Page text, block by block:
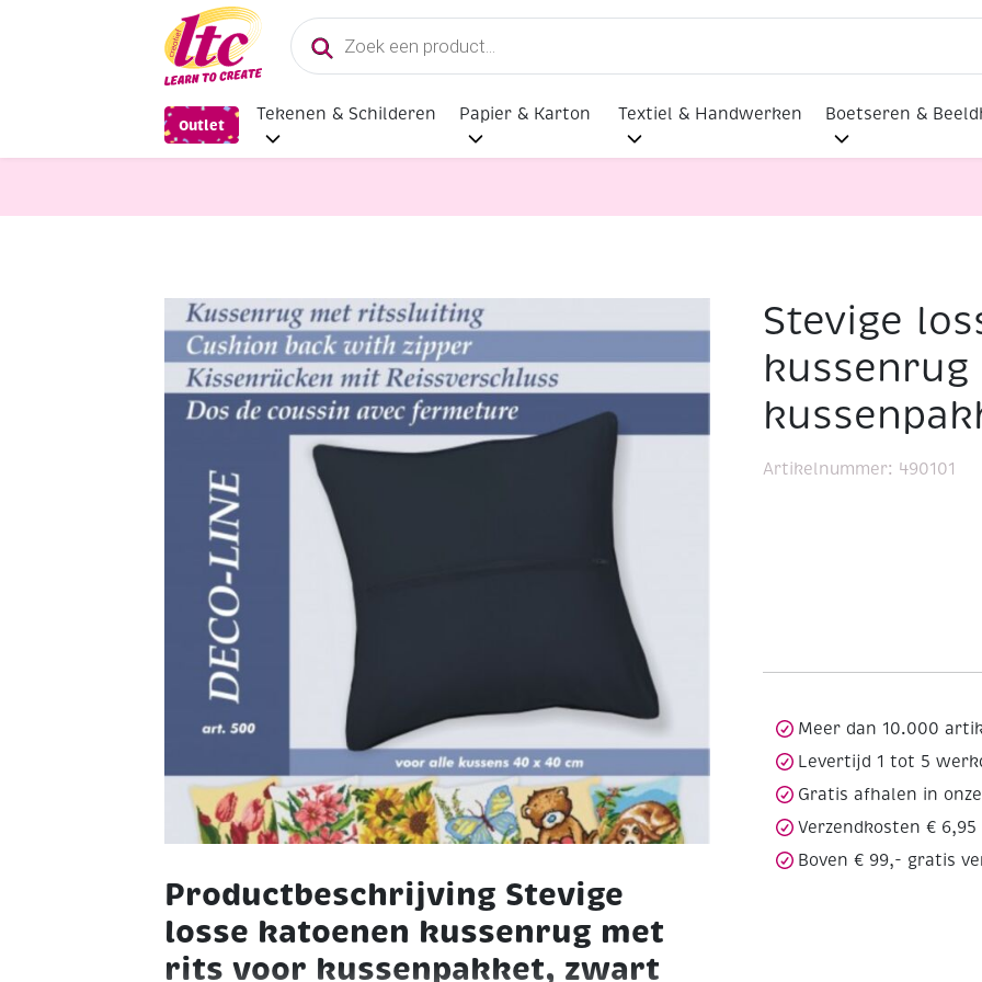
Producten
zoeken
Outlet
Tekenen & Schilderen Papier & Karton Textiel & Handwerken Boetseren &
Handwerkpakketten Stevige losse katoenen kussenrug met rits voor kussenpakket, zwart
Productbeschrijving Stevige
losse katoenen kussenrug met
rits voor kussenpakket, zwart
Stevige
Artikelnummer: 490101
Meer dan 10.000
Levertijd 1 tot 5
Gratis afhalen in
Verzendkosten € 6,95
Boven € 99,- gratis